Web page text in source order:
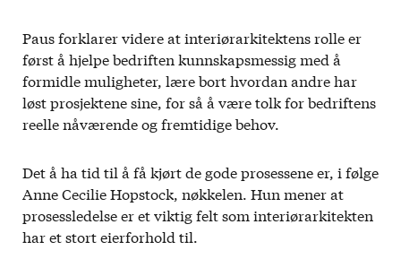
Paus forklarer videre at interiørarkitektens rolle er
først å hjelpe bedriften kunnskapsmessig med å
formidle muligheter, lære bort hvordan andre har
løst prosjektene sine, for så å være tolk for bedriftens
reelle nåværende og fremtidige behov.
Det å ha tid til å få kjørt de gode prosessene er, i følge
Anne Cecilie Hopstock, nøkkelen. Hun mener at
prosessledelse er et viktig felt som interiørarkitekten
har et stort eierforhold til.